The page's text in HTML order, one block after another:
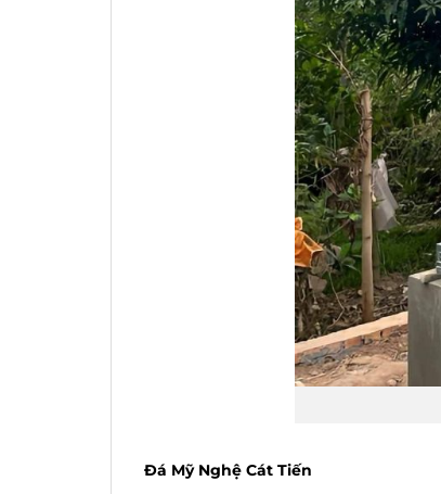
Đá Mỹ Nghệ Cát Tiến